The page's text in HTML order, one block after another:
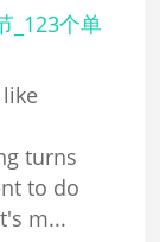
_123个单
turns
to do
m...